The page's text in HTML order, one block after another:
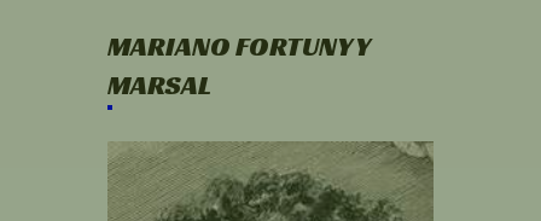
MARIANO FORTUNY Y
MARSAL